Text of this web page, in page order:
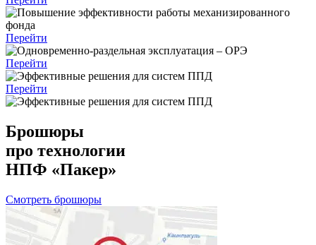
Перейти
Перейти
Перейти
Брошюры
про технологии
НПФ «Пакер»
Смотреть брошюры